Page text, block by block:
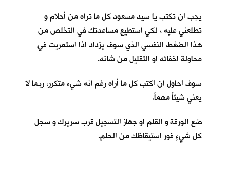
يجب ان تكتب يا سيد مسعود كل ما تراه من أحلام و
تطلعني عليه ، لكي استطيع مساعدتك في التخلص من
هذا الضغط النفسي الذي سوف يزداد اذا استمريت في
محاولة اخفائه او التقليل من شانه.
سوف احاول ان اكتب كل ما أراه رغم انه شيء متكرر، ربما لا
يعني شيئاً مهماً.
ضع الورقة و القلم او جهاز التسجيل قرب سريرك و سجل
كل شيءٍ فور استيقاظك من الحلم.